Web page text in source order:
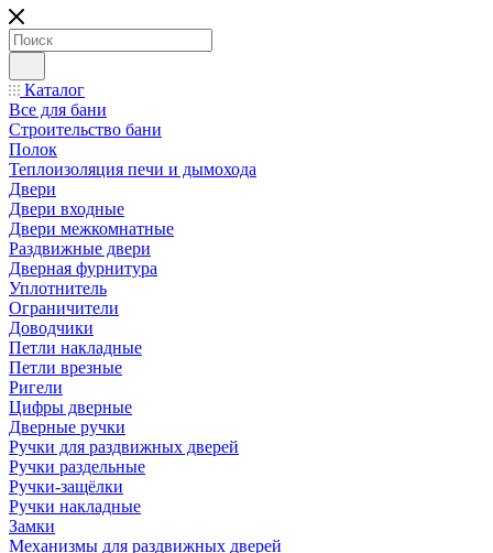
Каталог
Все для бани
Строительство бани
Полок
Теплоизоляция печи и дымохода
Двери
Двери входные
Двери межкомнатные
Раздвижные двери
Дверная фурнитура
Уплотнитель
Ограничители
Доводчики
Петли накладные
Петли врезные
Ригели
Цифры дверные
Дверные ручки
Ручки для раздвижных дверей
Ручки раздельные
Ручки-защёлки
Ручки накладные
Замки
Механизмы для раздвижных дверей